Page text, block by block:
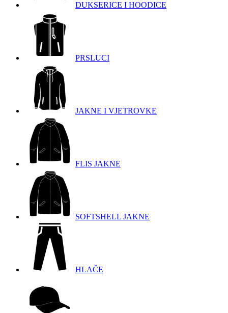
DUKSERICE I HOODICE
PRSLUCI
JAKNE I VJETROVKE
FLIS JAKNE
SOFTSHELL JAKNE
HLAČE